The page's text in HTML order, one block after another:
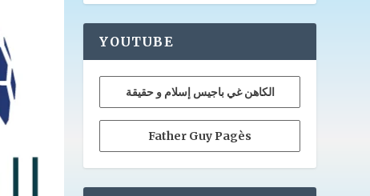
YOUTUBE
الكاهن غي باجيس إسلام و حقيقة
Father Guy Pagès